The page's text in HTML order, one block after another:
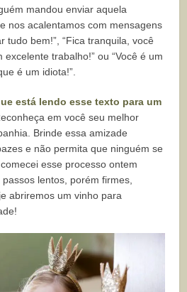
mandou enviar aquela
nos acalentamos com mensagens
tudo bem!”, “Fica tranquila, você
trabalho!” ou “Você é um
é um idiota!”.
está lendo esse texto para um
em você seu melhor
Brinde essa amizade
e não permita que ninguém se
esse processo ontem
lentos, porém firmes,
abriremos um vinho para